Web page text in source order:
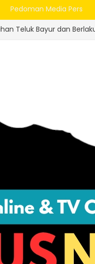
Pedoman Media Pers
Tarif Rp1